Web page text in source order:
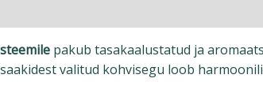
pakub tasakaalustatud ja
valitud kohvisegu loob